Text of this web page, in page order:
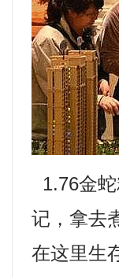
1.76金
记，拿去
在这里生